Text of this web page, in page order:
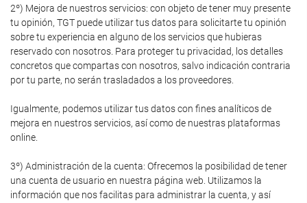
2º) Mejora de nuestros servicios: con objeto de tener muy presente
tu opinión, TGT puede utilizar tus datos para solicitarte tu opinión
sobre tu experiencia en alguno de los servicios que hubieras
reservado con nosotros. Para proteger tu privacidad, los detalles
concretos que compartas con nosotros, salvo indicación contraria
por tu parte, no serán trasladados a los proveedores.
Igualmente, podemos utilizar tus datos con fines analíticos de
mejora en nuestros servicios, así como de nuestras plataformas
online.
3º) Administración de la cuenta: Ofrecemos la posibilidad de tener
una cuenta de usuario en nuestra página web. Utilizamos la
información que nos facilitas para administrar la cuenta, y así